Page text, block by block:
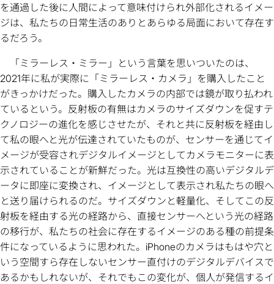
を通過した後に人間によって意味付けられ外部化されるイメー
ジは、私たちの日常生活のありとあらゆる局面において存在す
るだろう。
「ミラーレス・ミラー」という言葉を思いついたのは、
2021年に私が実際に「ミラーレス・カメラ」を購入したこと
がきっかけだった。購入したカメラの内部では鏡が取り払われ
ているという。反射板の有無はカメラのサイズダウンを促すテ
クノロジーの進化を感じさせたが、それと共に反射板を経由し
て私の眼へと光が伝達されていたものが、センサーを通じてイ
メージが受容されデジタルイメージとしてカメラモニターに表
示されていることが新鮮だった。光は互換性の高いデジタルデ
ータに即座に変換され、イメージとして表示され私たちの眼へ
と送り届けられるのだ。サイズダウンと軽量化、そしてこの反
射板を経由する光の経路から、直接センサーへという光の経路
の移行が、私たちの社会に存在するイメージのある種の前提条
件になっているように思われた。iPhoneのカメラはもはや穴と
いう空間すら存在しないセンサー直付けのデジタルデバイスで
あるかもしれないが、それでもこの変化が、個人が発信するイ